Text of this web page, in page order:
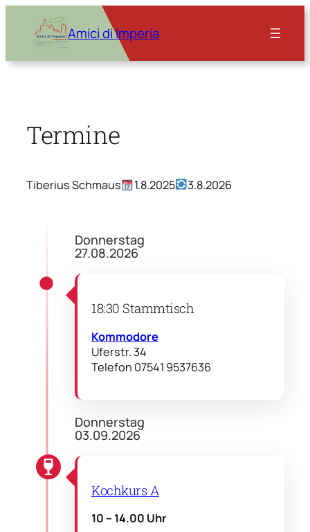
springen
Amici di Imperia
Termine
Tiberius Schmaus 1.8.2025 3.8.2026
Donnerstag
27.08.2026
18:30 Stammtisch
Kommodore
Uferstr. 34
Telefon 07541 9537636
Donnerstag
03.09.2026
Kochkurs A
10 – 14.00 Uhr